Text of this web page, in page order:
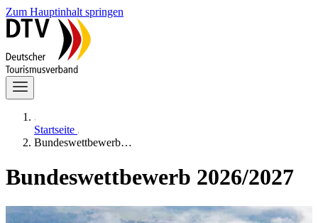
Zum Hauptinhalt springen
Startseite
Bundeswettbewerb…
Bundeswettbewerb 2026/2027